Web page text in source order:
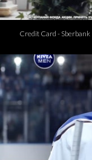
Credit Card - Sberbank